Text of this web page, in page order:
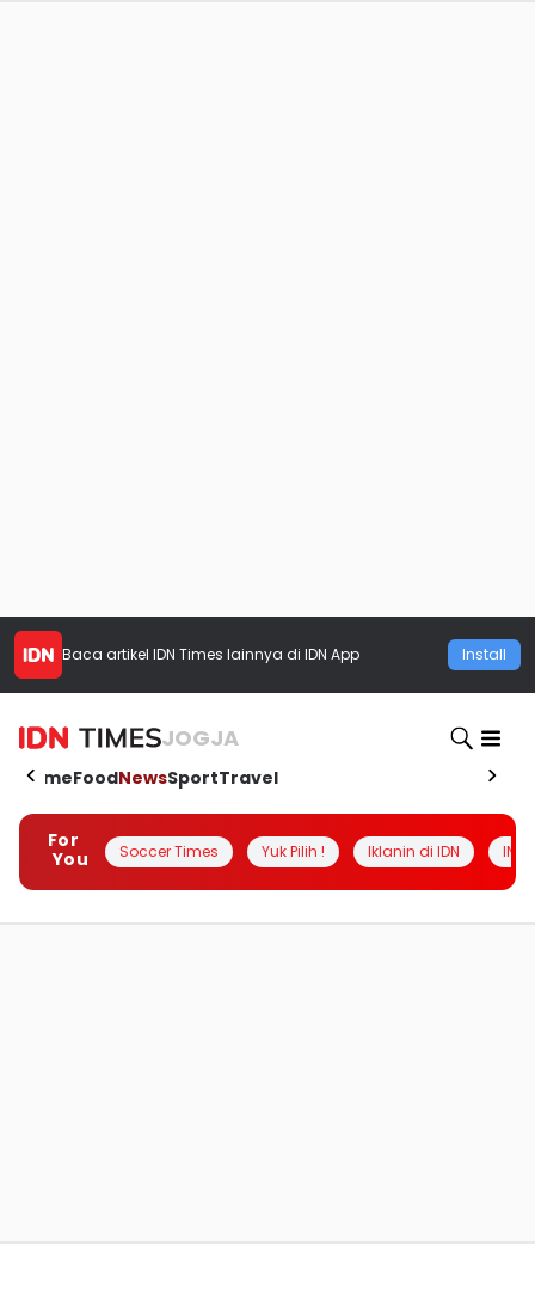
Baca artikel IDN Times lainnya di IDN App Install
JOGJA
HomeFoodNewsSportTravel
For
You
Soccer Times Yuk Pilih ! Iklanin di IDN